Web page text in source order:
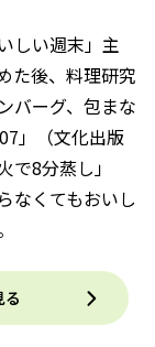
しい週末」主
た後、料理研究
バーグ、包まな
」（文化出版
8分蒸し」
なくてもおいし